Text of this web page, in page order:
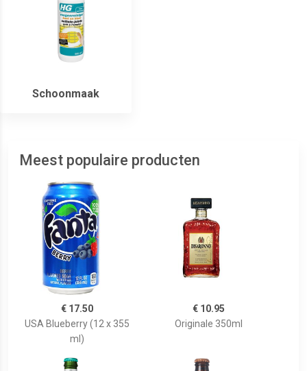
Schoonmaak
Meest populaire producten
€ 17.50
USA Blueberry (12 x 355
ml)
€ 10.95
Originale 350ml